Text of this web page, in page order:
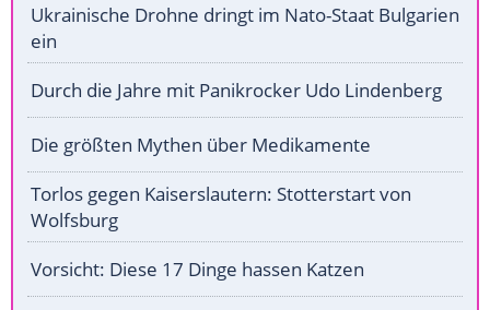
Ukrainische Drohne dringt im Nato-Staat Bulgarien
ein
Durch die Jahre mit Panikrocker Udo Lindenberg
Die größten Mythen über Medikamente
Torlos gegen Kaiserslautern: Stotterstart von
Wolfsburg
Vorsicht: Diese 17 Dinge hassen Katzen